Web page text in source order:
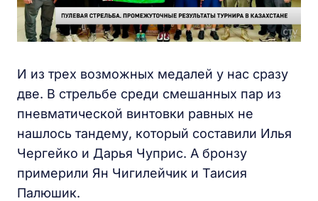
И из трех возможных медалей у нас сразу
две. В стрельбе среди смешанных пар из
пневматической винтовки равных не
нашлось тандему, который составили Илья
Чергейко и Дарья Чуприс. А бронзу
примерили Ян Чигилейчик и Таисия
Палюшик.